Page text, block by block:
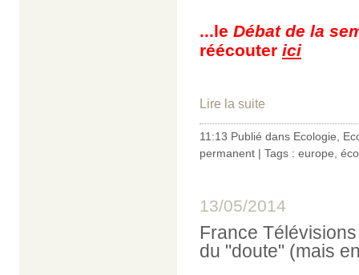
...le Débat de la
réécouter ici
Lire la suite
11:13 Publié dans Ecologie
permanent | Tags : europe
13/05/2014
France
du "doute" (mais